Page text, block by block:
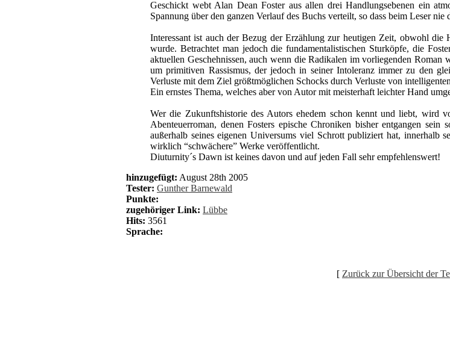
Geschickt webt Alan Dean Foster aus allen drei Handlungsebenen ein
Spannung über den ganzen Verlauf des Buchs verteilt, so dass beim Leser
Interessant ist auch der Bezug der Erzählung zur heutigen Zeit, obwohl
wurde. Betrachtet man jedoch die fundamentalistischen Sturköpfe, die
aktuellen Geschehnissen, auch wenn die Radikalen im vorliegenden
um primitiven Rassismus, der jedoch in seiner Intoleranz immer zu den
Verluste mit dem Ziel größtmöglichen Schocks durch Verluste von
Ein ernstes Thema, welches aber von Autor mit meisterhaft leichter Hand
Wer die Zukunftshistorie des Autors ehedem schon kennt und liebt, wird
Abenteuerroman, denen Fosters epische Chroniken bisher entgangen
außerhalb seines eigenen Universums viel Schrott publiziert hat,
wirklich “schwächere” Werke veröffentlicht.
Diuturnity´s Dawn ist keines davon und auf jeden Fall sehr empfehlenswert!
hinzugefügt: August 28th 2005
Tester: Gunther Barnewald
Punkte:
zugehöriger Link: Lübbe
Hits: 3561
Sprache:
[ Zurück zur Übersicht der